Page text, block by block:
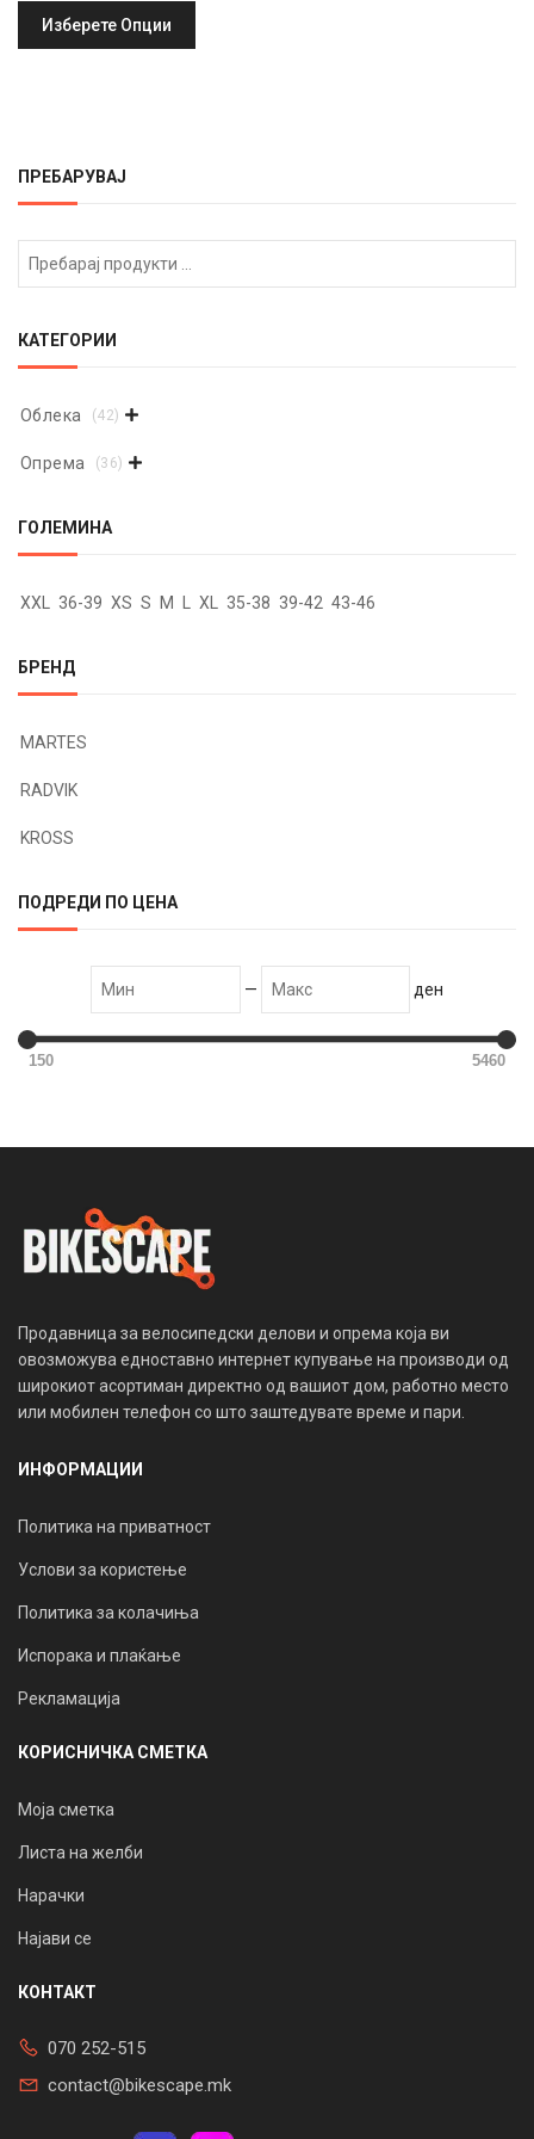
ПРЕБАРУВАЈ
КАТЕГОРИИ
Облека (42) 
Опрема (36) 
ГОЛЕМИНА
XXL 36-39 XS S M XL 35-38 39-42 43-46
БРЕНД
MARTES
RADVIK
KROSS
ПОДРЕДИ ПО ЦЕНА
— ден
150 5460
Изберете Опции
Продавница за велосипедски делови и опрема која ви
овозможува едноставно интернет купување на производи од
широкиот асортиман директно од вашиот дом, работно место
или мобилен телефон со што заштедувате време и пари.
ИНФОРМАЦИИ
Политика на приватност
Услови за користење
Политика за колачиња
Испорака и плаќање
Рекламација
КОРИСНИЧКА СМЕТКА
Моја сметка
Листа на желби
Нарачки
Најави се
КОНТАКТ
070 252-515
contact@bikescape.mk